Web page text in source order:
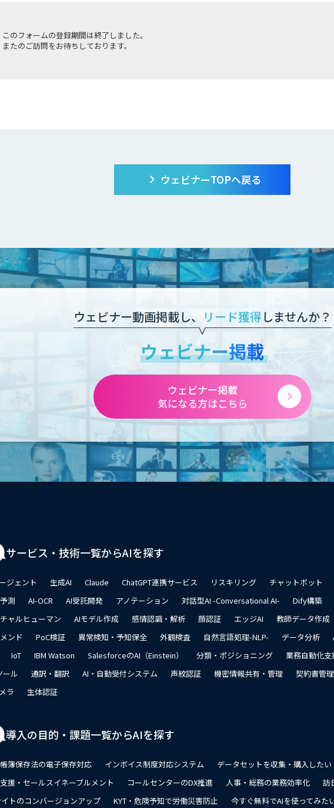
ウェビナーTOPへ戻る
ウェビナー動画掲載し、 リード獲得しませんか？
ウェビナー掲載
ウェビナー掲載
気になる方はこちら
サービス・技術一覧からAIを探す
ジェント 生成AI Claude ChatGPT連携サービス リスキリング
チャットボット
測
AI-OCR AI受託開発 アノテーション 対話型AI -Conversational AI-
Dify構築
ャルヒューマン
AIモデル作成 感情認識・解析 顔認証 エッジAI
教師データ作成
ンド
PoC検証 異常検知・予知保全 外観検査 自然言語処理-NLP- データ分析
IoT IBM Watson SalesforceのAI（Einstein） 分類・ポジショニング
業務自動化支
ール
通訳・翻訳 AI・自動受付システム 声紋認証 機密情報共有・管理
契約書管
ラ
生体認証
導入の目的・課題一覧からAIを探す
簿保存法の電子保存対応 インボイス制度対応システム
データセットを収集・購入したい
援・セールスイネーブルメント
コールセンターのDX推進 人事・総務の業務効率化
訪
イトのコンバージョンアップ
KYT・危険予知で労働災害防止 今すぐ無料でAIを使ってみた